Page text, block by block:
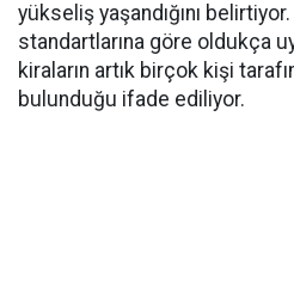
yükseliş yaşandığını
standartlarına göre oldukça
kiraların artık birçok kişi
bulunduğu ifade ediliyor.